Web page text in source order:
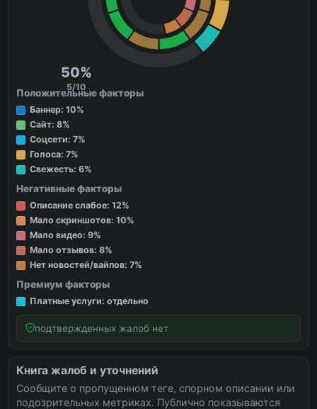
50%
5/10
Положительные факторы
Баннер: 10%
Сайт: 8%
Соцсети: 7%
Голоса: 7%
Свежесть: 6%
Негативные факторы
Описание слабое: 12%
Мало скриншотов: 10%
Мало видео: 9%
Мало отзывов: 8%
Нет новостей/вайпов: 7%
Премиум факторы
Платные услуги: отдельно
подтвержденных жалоб нет
Книга жалоб и уточнений
Сообщите о пропущенном теге, спорном описании или
подозрительных метриках. Публично показываются